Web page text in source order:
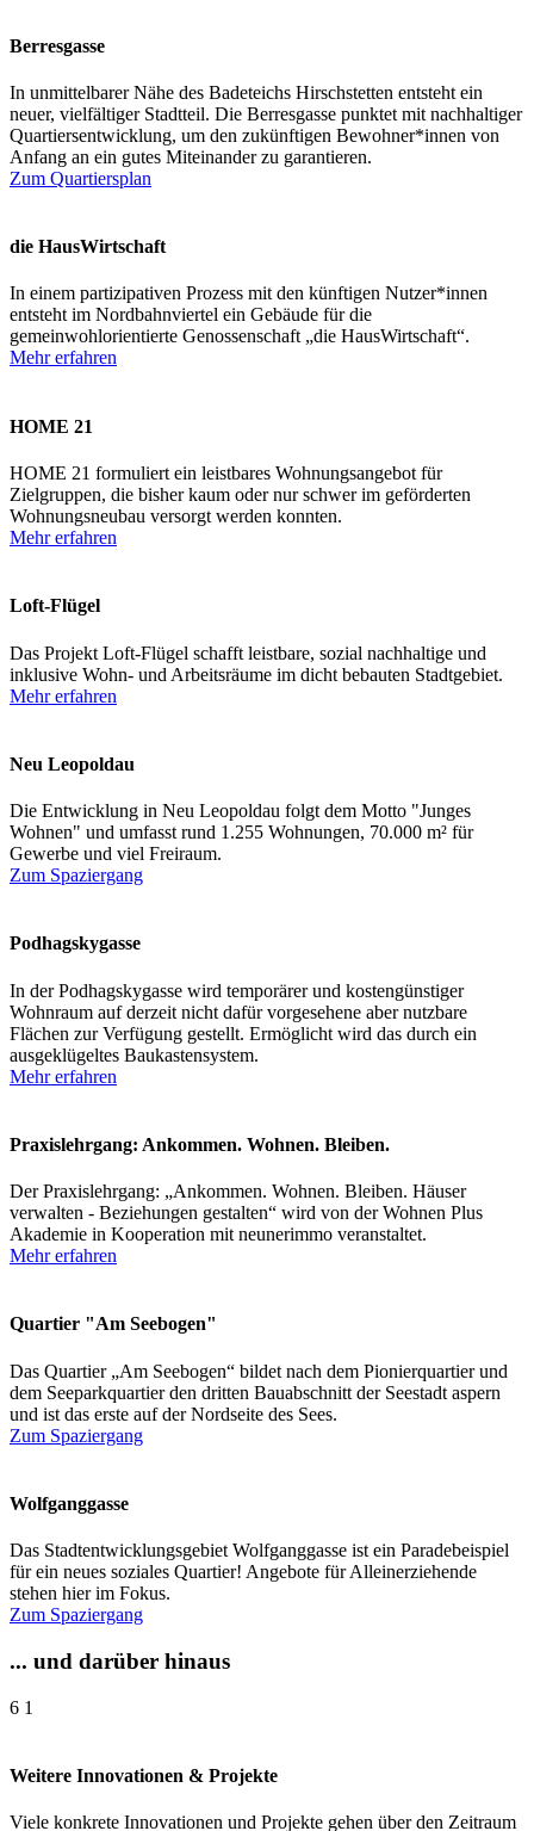
Berresgasse
In unmittelbarer Nähe des Badeteichs Hirschstetten entsteht ein
neuer, vielfältiger Stadtteil. Die Berresgasse punktet mit nachhaltiger
Quartiersentwicklung, um den zukünftigen Bewohner*innen von
Anfang an ein gutes Miteinander zu garantieren.
Zum Quartiersplan
die HausWirtschaft
In einem partizipativen Prozess mit den künftigen Nutzer*innen
entsteht im Nordbahnviertel ein Gebäude für die
gemeinwohlorientierte Genossenschaft „die HausWirtschaft“.
Mehr erfahren
HOME 21
HOME 21 formuliert ein leistbares Wohnungsangebot für
Zielgruppen, die bisher kaum oder nur schwer im geförderten
Wohnungsneubau versorgt werden konnten.
Mehr erfahren
Loft-Flügel
Das Projekt Loft-Flügel schafft leistbare, sozial nachhaltige und
inklusive Wohn- und Arbeitsräume im dicht bebauten Stadtgebiet.
Mehr erfahren
Neu Leopoldau
Die Entwicklung in Neu Leopoldau folgt dem Motto "Junges
Wohnen" und umfasst rund 1.255 Wohnungen, 70.000 m² für
Gewerbe und viel Freiraum.
Zum Spaziergang
Podhagskygasse
In der Podhagskygasse wird temporärer und kostengünstiger
Wohnraum auf derzeit nicht dafür vorgesehene aber nutzbare
Flächen zur Verfügung gestellt. Ermöglicht wird das durch ein
ausgeklügeltes Baukastensystem.
Mehr erfahren
Praxislehrgang: Ankommen. Wohnen. Bleiben.
Der Praxislehrgang: „Ankommen. Wohnen. Bleiben. Häuser
verwalten - Beziehungen gestalten“ wird von der Wohnen Plus
Akademie in Kooperation mit neunerimmo veranstaltet.
Mehr erfahren
Quartier "Am Seebogen"
Das Quartier „Am Seebogen“ bildet nach dem Pionierquartier und
dem Seeparkquartier den dritten Bauabschnitt der Seestadt aspern
und ist das erste auf der Nordseite des Sees.
Zum Spaziergang
Wolfganggasse
Das Stadtentwicklungsgebiet Wolfganggasse ist ein Paradebeispiel
für ein neues soziales Quartier! Angebote für Alleinerziehende
stehen hier im Fokus.
Zum Spaziergang
... und darüber hinaus
6 1
Weitere Innovationen & Projekte
Viele konkrete Innovationen und Projekte gehen über den Zeitraum